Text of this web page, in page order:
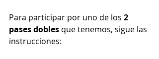
Para participar por uno de los 2
pases dobles que tenemos, sigue las
instrucciones: